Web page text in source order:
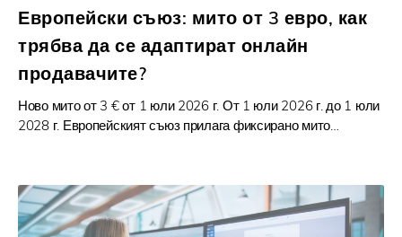
Европейски съюз: мито от 3 евро, как
трябва да се адаптират онлайн
продавачите?
Ново мито от 3 € от 1 юли 2026 г. От 1 юли 2026 г. до 1 юли
2028 г. Европейският съюз прилага фиксирано мито…